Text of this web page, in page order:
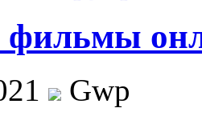
фильмы
Gwp